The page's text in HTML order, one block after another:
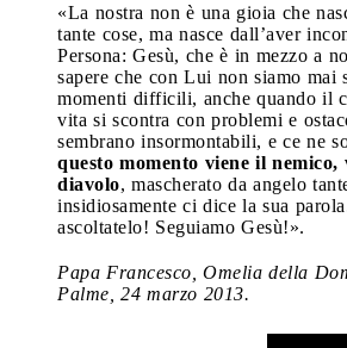
«La nostra non è una gioia che
tante cose, ma nasce dall’aver
Persona: Gesù, che è in mezzo a
sapere che con Lui non siamo mai
momenti difficili, anche quando il
vita si scontra con problemi e
sembrano insormontabili, e ce ne
questo momento viene il nemico,
diavolo, mascherato da angelo
insidiosamente ci dice la sua
ascoltatelo! Seguiamo Gesù!».
Papa Francesco, Omelia della
Palme, 24 marzo 2013.